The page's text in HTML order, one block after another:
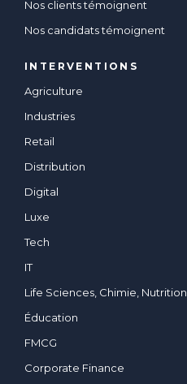
Nos clients témoignent
Nos candidats témoignent
INTERVENTIONS
Agriculture
Industries
Retail
Distribution
Digital
Luxe
Tech
IT
Life Sciences, Chimie, Nutrition
Éducation
FMCG
Corporate Finance